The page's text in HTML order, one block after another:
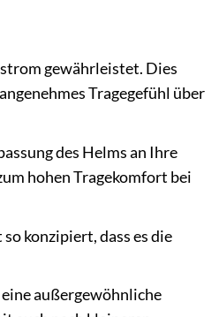
gewährleistet. Dies
Tragegefühl über
des Helms an Ihre
hohen Tragekomfort bei
konzipiert, dass es die
außergewöhnliche